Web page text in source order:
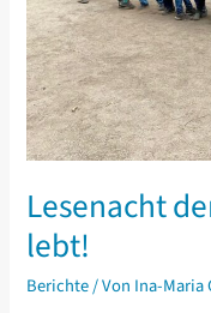
Lesenacht
lebt!
Berichte/ Von Ina-